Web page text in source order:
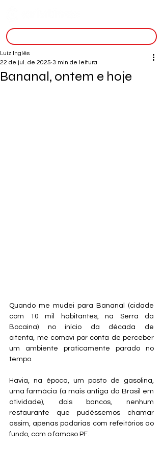
Bananal, ontem e hoje
Luiz Inglês
22 de jul. de 2025 3 min de leitura
​​Quando me mudei para Bananal (cidade
com 10 mil habitantes, na Serra da
Bocaina) no início da década de
oitenta, me comovi por conta de perceber
um ambiente praticamente parado no
tempo.
Havia, na época, um posto de gasolina,
uma farmácia (a mais antiga do Brasil em
atividade), dois bancos, nenhum
restaurante que pudéssemos chamar
assim, apenas padarias com refeitórios ao
fundo, com o famoso PF.